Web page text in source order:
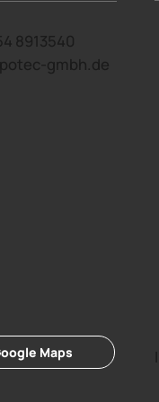
Maps
8913540
gmbh.de